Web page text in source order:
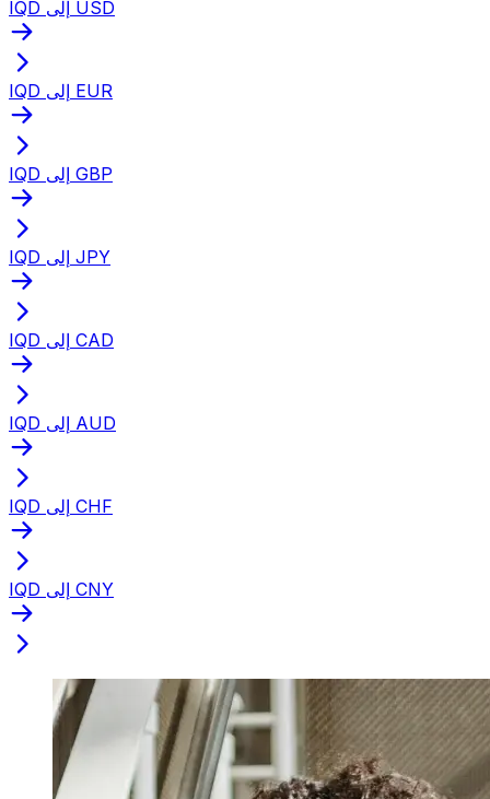
IQD إلى USD
IQD إلى EUR
IQD إلى GBP
IQD إلى JPY
IQD إلى CAD
IQD إلى AUD
IQD إلى CHF
IQD إلى CNY